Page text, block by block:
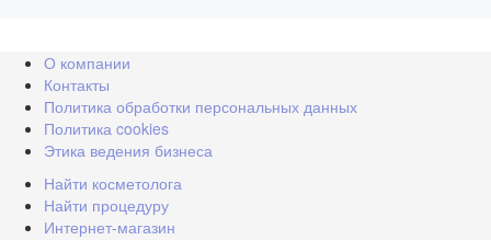
О компании
Контакты
Политика обработки персональных данных
Политика cookies
Этика ведения бизнеса
Найти косметолога
Найти процедуру
Интернет-магазин